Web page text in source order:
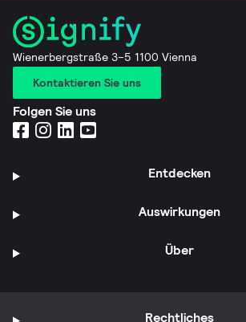
Wienerbergstraße 3–5 1100 Vienna
Kontaktieren Sie uns
Folgen Sie uns
Entdecken
Auswirkungen
Über
Rechtliches